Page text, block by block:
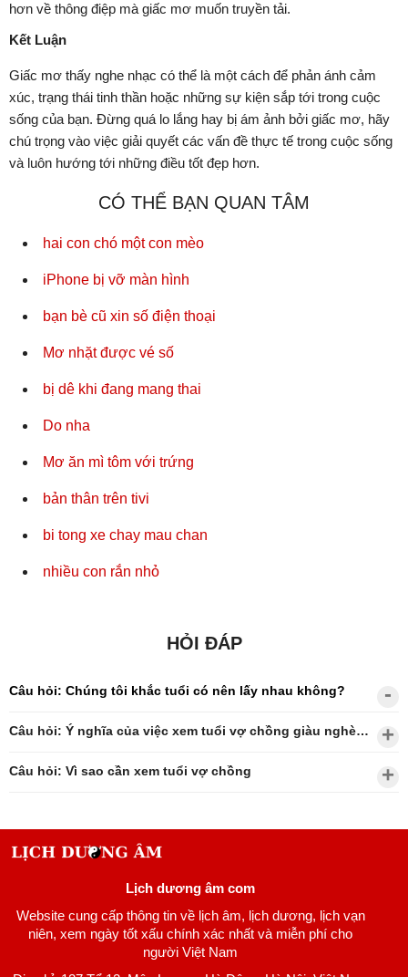
hơn về thông điệp mà giấc mơ muốn truyền tải.
Kết Luận
Giấc mơ thấy nghe nhạc có thể là một cách để phản ánh cảm
xúc, trạng thái tinh thần hoặc những sự kiện sắp tới trong cuộc
sống của bạn. Đừng quá lo lắng hay bị ám ảnh bởi giấc mơ, hãy
chú trọng vào việc giải quyết các vấn đề thực tế trong cuộc sống
và luôn hướng tới những điều tốt đẹp hơn.
CÓ THỂ BẠN QUAN TÂM
hai con chó một con mèo
iPhone bị vỡ màn hình
bạn bè cũ xin số điện thoại
Mơ nhặt được vé số
bị dê khi đang mang thai
Do nha
Mơ ăn mì tôm với trứng
bản thân trên tivi
bi tong xe chay mau chan
nhiều con rắn nhỏ
HỎI ĐÁP
Câu hỏi: Chúng tôi khắc tuổi có nên lấy nhau không?
Câu hỏi: Ý nghĩa của việc xem tuổi vợ chồng giàu nghèo?
Câu hỏi: Vì sao cần xem tuổi vợ chồng
Lịch dương âm com
Website cung cấp thông tin về lịch âm, lịch dương, lịch vạn
niên, xem ngày tốt xấu chính xác nhất và miễn phí cho
người Việt Nam